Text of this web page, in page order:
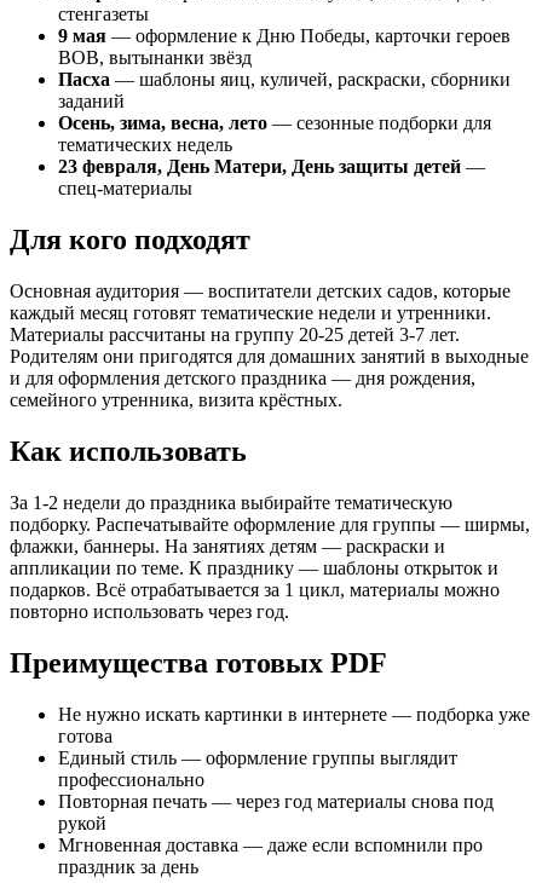
Новогоднее оформление / Динозавры 2024 / Новый год
Синичкин день / Осенние шаблоны для творчества / о
Новогодние подвески / Праздничный декор / Новый го
Динозаврик в шапке / Новый год / Праздничный декор
Новогодние плакаты / Новый год / Праздничный декор
Растяжка ко дню матери / подарок маме / день матер
День рождение Деда Мороза / Новый год / праздничны
Оформление на день матери Зверята / подарок маме /
День рождение Деда Мороза / Новый год / комплект н
Новогодние флажки / Новый год / Праздничный декор
Новый год / зимнее оформление Дракончики / новогод
Новый год / зимнее оформление Дракончики / новогод
Новогодние подарочные боксы / Новый год / Празднич
Речевые облачка / Новый год / новогоднее творчеств
Зимние вытынанки / новогодние вытынанки / новогодн
Новогодний календарь / Новый год / календарь 2024
Рождественское окно / Новый год / зимнее оформлени
Новогодние снежинки / Новый год / Снежинки для офо
Новогодние рамки / Новый год / Праздничные рамки
Символы Нового года / Новый год / Что такое новый
Большая фотозона / Новый год / Новогодние украшени
Рождественский адвент / стихи о Рождестве / Нового
День рождения елочки / Новый год / Папка-передвижк
Растяжка к Новому году / Новогодние украшения / Но
Речевые облачка / Новый год / новогоднее творчеств
День Снеговика / Новый год / Новогодняя фотозона /
Поделка цветик-семицветик / Лепестки спасибо / тво
Стенгазета День Спасибо / Международный день Спаси
День Спасибо / Международный день Спасибо / Нового
День Спасибо / Речевые облачка / Международный ден
Рождественский вертеп / Шаблоны для вертпной компо
Рождественская растяжка / Новый год / Рождество /
Стенгазета Елочка / Новогодняя стенгазета / Новый
Подвесное оформление / Новый год / новогоднее твор
стенгазеты
9 мая — оформление к Дню Победы, карточки героев
ВОВ, вытынанки звёзд
Пасха — шаблоны яиц, куличей, раскраски, сборники
заданий
Осень, зима, весна, лето — сезонные подборки для
тематических недель
23 февраля, День Матери, День защиты детей —
спец-материалы
Для кого подходят
Основная аудитория — воспитатели детских садов, которые
каждый месяц готовят тематические недели и утренники.
Материалы рассчитаны на группу 20-25 детей 3-7 лет.
Родителям они пригодятся для домашних занятий в выходные
и для оформления детского праздника — дня рождения,
семейного утренника, визита крёстных.
Как использовать
За 1-2 недели до праздника выбирайте тематическую
подборку. Распечатывайте оформление для группы — ширмы,
флажки, баннеры. На занятиях детям — раскраски и
аппликации по теме. К празднику — шаблоны открыток и
подарков. Всё отрабатывается за 1 цикл, материалы можно
повторно использовать через год.
Преимущества готовых PDF
Не нужно искать картинки в интернете — подборка уже
готова
Единый стиль — оформление группы выглядит
профессионально
Повторная печать — через год материалы снова под
рукой
Мгновенная доставка — даже если вспомнили про
праздник за день